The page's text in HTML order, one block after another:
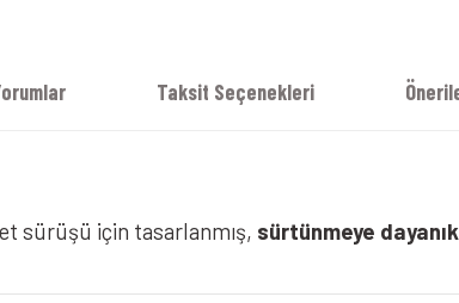
Taksit Seçenekleri
sürüşü için tasarlanmış, sürtünmeye